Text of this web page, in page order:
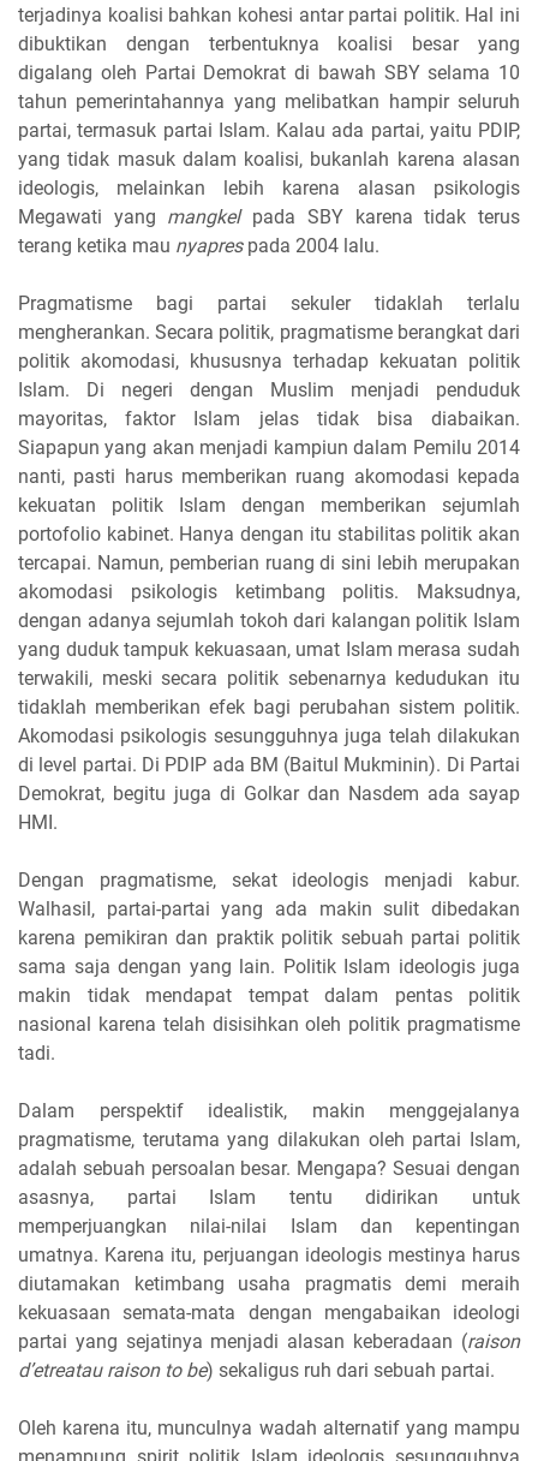
terjadinya koalisi bahkan kohesi antar partai politik. Hal ini
dibuktikan dengan terbentuknya koalisi besar yang
digalang oleh Partai Demokrat di bawah SBY selama 10
tahun pemerintahannya yang melibatkan hampir seluruh
partai, termasuk partai Islam. Kalau ada partai, yaitu PDIP,
yang tidak masuk dalam koalisi, bukanlah karena alasan
ideologis, melainkan lebih karena alasan psikologis
Megawati yang mangkelpada SBY karena tidak terus
terang ketika mau nyaprespada 2004 lalu.
Pragmatisme bagi partai sekuler tidaklah terlalu
mengherankan. Secara politik, pragmatisme berangkat dari
politik akomodasi, khususnya terhadap kekuatan politik
Islam. Di negeri dengan Muslim menjadi penduduk
mayoritas, faktor Islam jelas tidak bisa diabaikan.
Siapapun yang akan menjadi kampiun dalam Pemilu 2014
nanti, pasti harus memberikan ruang akomodasi kepada
kekuatan politik Islam dengan memberikan sejumlah
portofolio kabinet. Hanya dengan itu stabilitas politik akan
tercapai. Namun, pemberian ruang di sini lebih merupakan
akomodasi psikologis ketimbang politis. Maksudnya,
dengan adanya sejumlah tokoh dari kalangan politik Islam
yang duduk tampuk kekuasaan, umat Islam merasa sudah
terwakili, meski secara politik sebenarnya kedudukan itu
tidaklah memberikan efek bagi perubahan sistem politik.
Akomodasi psikologis sesungguhnya juga telah dilakukan
di level partai. Di PDIP ada BM (Baitul Mukminin). Di Partai
Demokrat, begitu juga di Golkar dan Nasdem ada sayap
HMI.
Dengan pragmatisme, sekat ideologis menjadi kabur.
Walhasil, partai-partai yang ada makin sulit dibedakan
karena pemikiran dan praktik politik sebuah partai politik
sama saja dengan yang lain. Politik Islam ideologis juga
makin tidak mendapat tempat dalam pentas politik
nasional karena telah disisihkan oleh politik pragmatisme
tadi.
Dalam perspektif idealistik, makin menggejalanya
pragmatisme, terutama yang dilakukan oleh partai Islam,
adalah sebuah persoalan besar. Mengapa? Sesuai dengan
asasnya, partai Islam tentu didirikan untuk
memperjuangkan nilai-nilai Islam dan kepentingan
umatnya. Karena itu, perjuangan ideologis mestinya harus
diutamakan ketimbang usaha pragmatis demi meraih
kekuasaan semata-mata dengan mengabaikan ideologi
partai yang sejatinya menjadi alasan keberadaan (raison
d’etreatau raison to be) sekaligus ruh dari sebuah partai.
Oleh karena itu, munculnya wadah alternatif yang mampu